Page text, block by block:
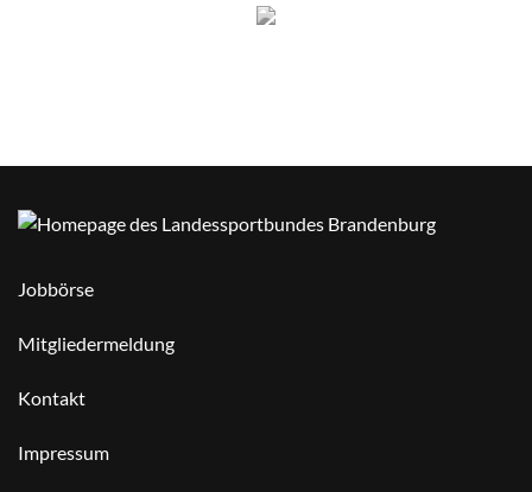
Jobbörse
Mitgliedermeldung
Kontakt
Impressum